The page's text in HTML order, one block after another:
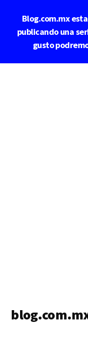
contenido
principal
Blog.com.mx
publicando una
gusto